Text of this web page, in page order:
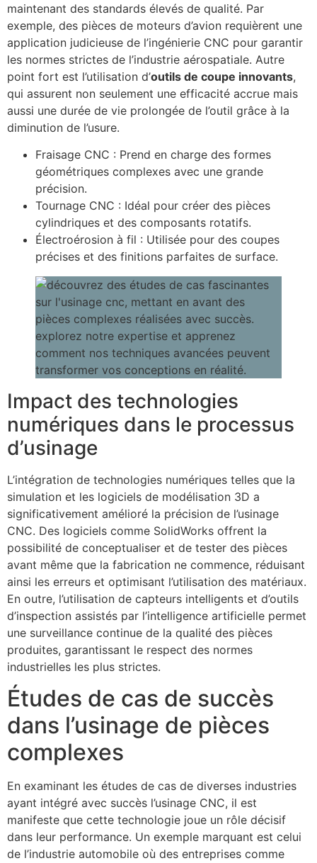
maintenant des standards élevés de qualité. Par
exemple, des pièces de moteurs d’avion requièrent une
application judicieuse de l’ingénierie CNC pour garantir
les normes strictes de l’industrie aérospatiale. Autre
point fort est l’utilisation d’outils de coupe innovants,
qui assurent non seulement une efficacité accrue mais
aussi une durée de vie prolongée de l’outil grâce à la
diminution de l’usure.
Fraisage CNC : Prend en charge des formes
géométriques complexes avec une grande
précision.
Tournage CNC : Idéal pour créer des pièces
cylindriques et des composants rotatifs.
Électroérosion à fil : Utilisée pour des coupes
précises et des finitions parfaites de surface.
Impact des technologies
numériques dans le processus
d’usinage
L’intégration de technologies numériques telles que la
simulation et les logiciels de modélisation 3D a
significativement amélioré la précision de l’usinage
CNC. Des logiciels comme SolidWorks offrent la
possibilité de conceptualiser et de tester des pièces
avant même que la fabrication ne commence, réduisant
ainsi les erreurs et optimisant l’utilisation des matériaux.
En outre, l’utilisation de capteurs intelligents et d’outils
d’inspection assistés par l’intelligence artificielle permet
une surveillance continue de la qualité des pièces
produites, garantissant le respect des normes
industrielles les plus strictes.
Études de cas de succès
dans l’usinage de pièces
complexes
En examinant les études de cas de diverses industries
ayant intégré avec succès l’usinage CNC, il est
manifeste que cette technologie joue un rôle décisif
dans leur performance. Un exemple marquant est celui
de l’industrie automobile où des entreprises comme